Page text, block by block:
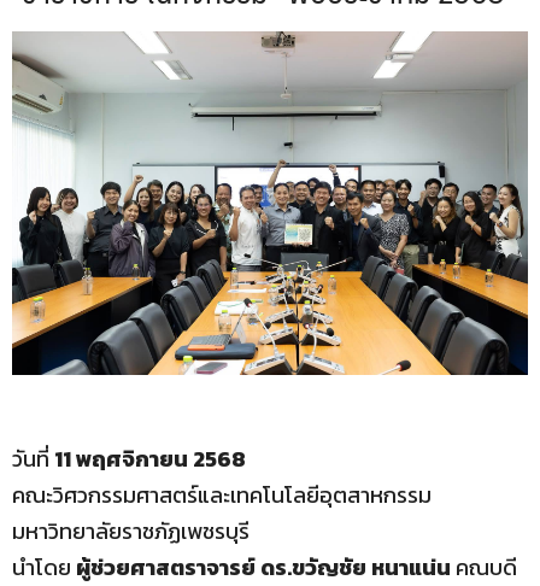
วันที่ 11 พฤศจิกายน 2568
คณะวิศวกรรมศาสตร์และเทคโนโลยีอุตสาหกรรม
มหาวิทยาลัยราชภัฏเพชรบุรี
นำโดย ผู้ช่วยศาสตราจารย์ ดร.ขวัญชัย หนาแน่น คณบดี